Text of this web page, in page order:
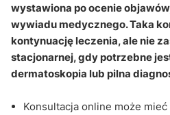
wystawiona po ocenie
wywiadu medycznego. Taka
kontynuację leczenia, ale nie
stacjonarnej, gdy potrzebne
dermatoskopia lub pilna
Konsultacja online może